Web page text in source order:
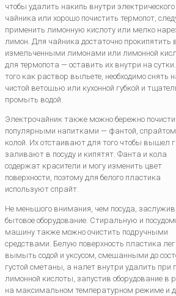
чтобы удалить накипь внутри электрического
чайника или хорошо почистить термопот,
применить лимонную кислоту или мелко
лимон. Для чайника достаточно прокипятить
измельченными лимонами или лимонной
для термопота — оставить их внутри на
того как раствор выльете, необходимо снять
чистой ветошью или кухонной губкой и
промыть водой.
Электрочайник также можно бережно
популярными напитками — фантой, спрайтом,
колой. Их отстаивают для того чтобы вышел
заливают в посуду и кипятят. Фанта и кола
содержат красители и могу изменить цвет
поверхности, поэтому для белого пластика
используют спрайт.
Не меньшого внимания, чем посуда,
бытовое оборудование. Стиральную и
машину также можно очистить подручными
средствами. Белую поверхность пластика
вымыть содой и уксусом, смешанными до
густой сметаны, а налет внутри удалить при
лимонной кислоты, запустив оборудование в
на максимальном температурном режиме и